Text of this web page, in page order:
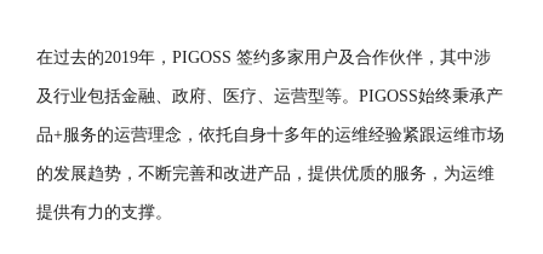
在过去的2019年，PIGOSS 签约多家用户及合作伙伴，其中涉
及行业包括金融、政府、医疗、运营型等。PIGOSS始终秉承产
品+服务的运营理念，依托自身十多年的运维经验紧跟运维市场
的发展趋势，不断完善和改进产品，提供优质的服务，为运维
提供有力的支撑。